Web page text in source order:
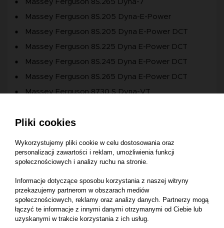
Massey Ferguson 8S.265 Dyna-7
Massey Ferguson 8S.205 Dyna-E-Power
Massey Ferguson 8S.205 Dyna E-Power DCT
Massey Ferguson 8S.225 Dyna E-Power DCT
Massey Ferguson 8S.245 Dyna E-Power DCT
Massey Ferguson 8S.265 Dyna E-Power DCT
Massey Ferguson 8730 S Dyna-VT
Massey Ferguson 8735 S Dyna-VT
Massey Ferguson 7718 S Dyna-6 T5
Massey Ferguson 7716 S Dyna-VT T5
Massey Ferguson 7719 S Dyna-VT T5
Massey Ferguson 8727 S Dyna-VT
Massey Ferguson 8737 S Dyna-VT
Pliki cookies
Wykorzystujemy pliki cookie w celu dostosowania oraz
personalizacji zawartości i reklam, umożliwienia funkcji
społecznościowych i analizy ruchu na stronie.
Informacje dotyczące sposobu korzystania z naszej witryny
przekazujemy partnerom w obszarach mediów
społecznościowych, reklamy oraz analizy danych. Partnerzy mogą
łączyć te informacje z innymi danymi otrzymanymi od Ciebie lub
uzyskanymi w trakcie korzystania z ich usług.